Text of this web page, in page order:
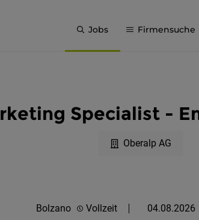
Jobs Firmensuche
Specialist -
Oberalp AG
Bolzano Vollzeit 04.08.2026